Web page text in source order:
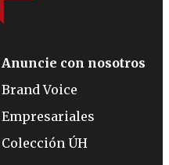
Anuncie con nosotros
Brand Voice
Empresariales
Colección ÚH